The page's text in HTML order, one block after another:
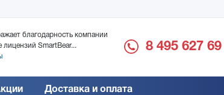
благодарность компании
лицензий SmartBear...
благодарность за
8 495 627 69
Доставка и оплата